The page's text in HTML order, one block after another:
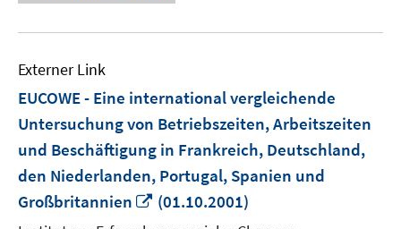
Externer Link
EUCOWE - Eine international vergleichende
Untersuchung von Betriebszeiten, Arbeitszeiten
und Beschäftigung in Frankreich, Deutschland,
den Niederlanden, Portugal, Spanien und
Großbritannien
In
(01.10.2001)